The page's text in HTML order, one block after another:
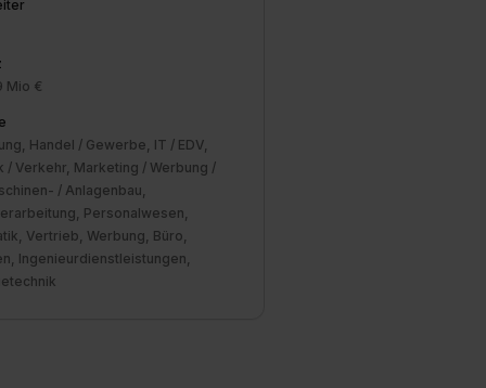
Mio €
Handel / Gewerbe, IT / EDV,
/ Verkehr, Marketing / Werbung /
/ Anlagenbau,
Personalwesen,
Vertrieb, Werbung, Büro,
Ingenieurdienstleistungen,